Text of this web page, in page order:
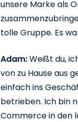
unsere Marke als
tolle Gruppe. Es
Adam:Weißt du,
von zu Hause aus
einfach ins
betrieben. Ich bin
Commerce in den